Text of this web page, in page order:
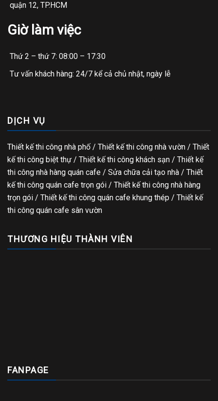
quận 12, TP.HCM
Giờ làm việc
Thứ 2 – thứ 7: 08:00 – 17:30
Tư vấn khách hàng: 24/7 kể cả chủ nhật, ngày lễ
DỊCH VỤ
Thiết kế thi công nhà phố / Thiết kế thi công nhà vườn / Thiết
kế thi công biệt thự / Thiết kế thi công khách sạn / Thiết kế
thi công nhà hàng quán cafe / Sửa chữa cải tạo nhà / Thiết
kế thi công quán cafe trọn gói / Thiết kế thi công nhà hàng
trọn gói / Thiết kế thi công quán cafe khung thép / Thiết kế
thi công quán cafe sân vườn
THƯƠNG HIỆU THÀNH VIÊN
FANPAGE